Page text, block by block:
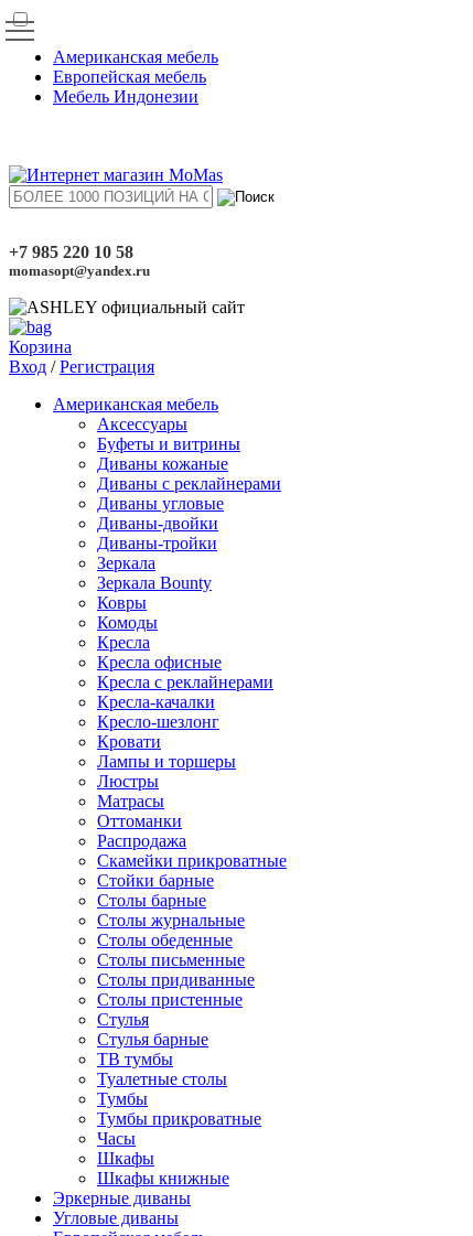
Американская мебель
Европейская мебель
Мебель Индонезии
+7 985 220 10 58
momasopt@yandex.ru
Корзина
Вход /Регистрация
Американская мебель
Аксессуары
Буфеты и витрины
Диваны кожаные
Диваны с реклайнерами
Диваны угловые
Диваны-двойки
Диваны-тройки
Зеркала
Зеркала Bounty
Ковры
Комоды
Кресла
Кресла офисные
Кресла с реклайнерами
Кресла-качалки
Кресло-шезлонг
Кровати
Лампы и торшеры
Люстры
Матрасы
Оттоманки
Распродажа
Скамейки прикроватные
Стойки барные
Столы барные
Столы журнальные
Столы обеденные
Столы письменные
Столы придиванные
Столы пристенные
Стулья
Стулья барные
ТВ тумбы
Туалетные столы
Тумбы
Тумбы прикроватные
Часы
Шкафы
Шкафы книжные
Эркерные диваны
Угловые диваны